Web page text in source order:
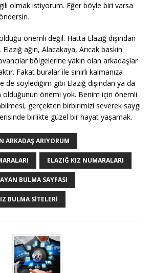
olmak istiyorum. Eğer böyle biri varsa
önemli değil. Hatta Elazığ dışından
ağın, Alacakaya, Arıcak baskin
bölgelerine yakın olan arkadaşlar
Fakat buralar ile sınırlı kalmanıza
söylediğim gibi Elazığ dışından ya da
olduğunun önemi yok. Benim için önemli
gerçekten birbirimizi severek saygı
birlikte güzel bir hayat yaşamak.
ARKADAŞ ARIYORUM
ELAZIĞ KIZ NUMARALARI
BULMA SAYFASI
BULMA SITELERI